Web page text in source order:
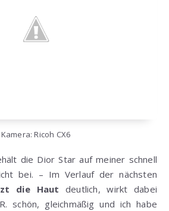
Kamera: Ricoh CX6
die Dior Star auf meiner schnell
bei. – Im Verlauf der nächsten
die Haut deutlich, wirkt dabei
schön, gleichmäßig und ich habe